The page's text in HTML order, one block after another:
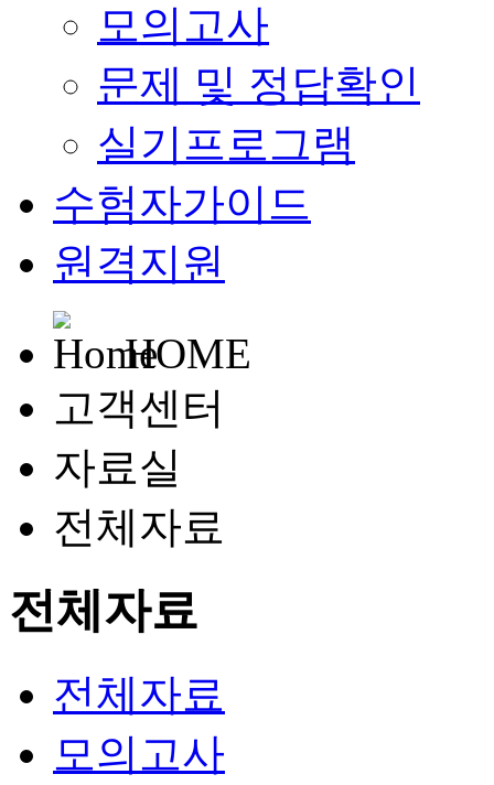
모의고사
문제 및 정답확인
실기프로그램
수험자가이드
원격지원
HOME
고객센터
자료실
전체자료
전체자료
전체자료
모의고사